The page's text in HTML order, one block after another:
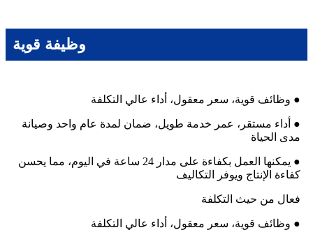
وظيفة قوية
● وظائف قوية، سعر معقول، أداء عالي التكلفة
● أداء مستقر، عمر خدمة طويل، ضمان لمدة عام واحد وصيانة
مدى الحياة
● يمكنها العمل بكفاءة على مدار 24 ساعة في اليوم، مما يحسن
كفاءة الإنتاج ويوفر التكاليف
فعال من حيث التكلفة
● وظائف قوية، سعر معقول، أداء عالي التكلفة